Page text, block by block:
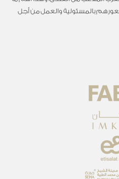
بالمسئولية والعمل من أجل